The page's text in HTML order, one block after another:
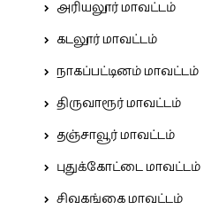
அரியலூர் மாவட்டம்
கடலூர் மாவட்டம்
நாகப்பட்டினம் மாவட்டம்
திருவாரூர் மாவட்டம்
தஞ்சாவூர் மாவட்டம்
புதுக்கோட்டை மாவட்டம்
சிவகங்கை மாவட்டம்